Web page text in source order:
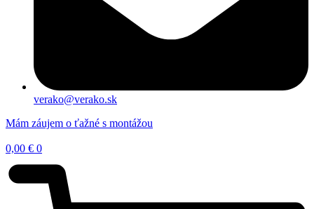
verako@verako.sk
Mám záujem o ťažné s montážou
0,00 € 0